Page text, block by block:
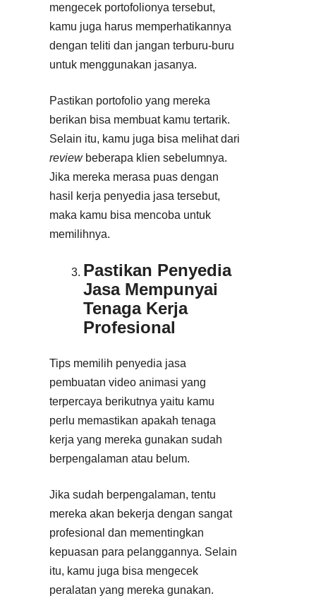
mengecek portofolionya tersebut,
kamu juga harus memperhatikannya
dengan teliti dan jangan terburu-buru
untuk menggunakan jasanya.
Pastikan portofolio yang mereka
berikan bisa membuat kamu tertarik.
Selain itu, kamu juga bisa melihat dari
review beberapa klien sebelumnya.
Jika mereka merasa puas dengan
hasil kerja penyedia jasa tersebut,
maka kamu bisa mencoba untuk
memilihnya.
Pastikan Penyedia
Jasa Mempunyai
Tenaga Kerja
Profesional
Tips memilih penyedia jasa
pembuatan video animasi yang
terpercaya berikutnya yaitu kamu
perlu memastikan apakah tenaga
kerja yang mereka gunakan sudah
berpengalaman atau belum.
Jika sudah berpengalaman, tentu
mereka akan bekerja dengan sangat
profesional dan mementingkan
kepuasan para pelanggannya. Selain
itu, kamu juga bisa mengecek
peralatan yang mereka gunakan.